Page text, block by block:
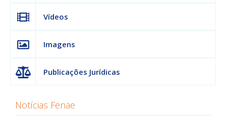
Vídeos
Imagens
Publicações Jurídicas
Notícias Fenae